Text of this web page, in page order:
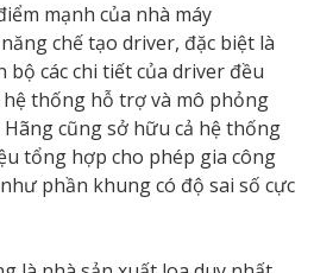
mạnh của nhà máy
chế tạo driver, đặc biệt là
bộ các chi tiết của driver đều
thống hỗ trợ và mô phỏng
cũng sở hữu cả hệ thống
tổng hợp cho phép gia công
phần khung có độ sai số cực